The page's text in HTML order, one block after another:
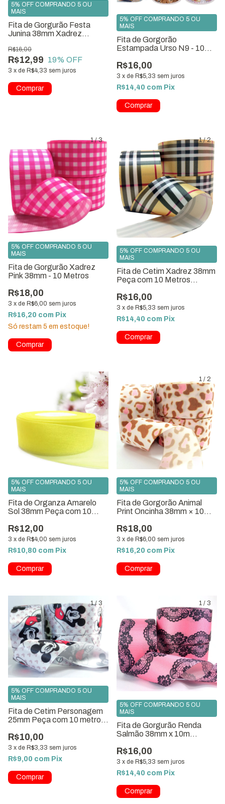
Fita de Gorgurão Festa
Junina 38mm Xadrez
R$12,99
R$16,00
19% OFF
3 x de R$4,33 sem juros
5% OFF COMPRANDO 5 OU
MAIS
Fita de Gorgorão
Estampada Urso N9 - 10
R$16,00
3 x de R$5,33 sem juros
5% OFF COMPRANDO 5 OU
MAIS
R$14,40 com Pix
Comprar
1/3
Fita de Gorgurão Xadrez
Pink 38mm - 10 Metros
R$18,00
3 x de R$6,00 sem juros
5% OFF COMPRANDO 5 OU
MAIS
R$16,20 com Pix
Só restam 5 em estoque!
1/2
Fita de Cetim Xadrez 38mm
Peça com 10 Metros
R$16,00
3 x de R$5,33 sem juros
5% OFF COMPRANDO 5 OU
MAIS
R$14,40 com Pix
Fita de Organza Amarelo
Sol 38mm Peça com 10
R$12,00
3 x de R$4,00 sem juros
5% OFF COMPRANDO 5 OU
MAIS
R$10,80 com Pix
1 / 2
Fita de Gorgorão Animal
Print Oncinha 38mm × 10m
R$18,00
3 x de R$6,00 sem juros
5% OFF COMPRANDO 5 OU
MAIS
R$16,20 com Pix
1/ 3
Fita de Cetim Personagem
25mm Peça com 10 metros
R$10,00
3 x de R$3,33 sem juros
5% OFF COMPRANDO 5 OU
MAIS
R$9,00 com Pix
1 / 3
Fita de Gorgurão Renda
Salmão 38mm x 10m
R$16,00
3 x de R$5,33 sem juros
5% OFF COMPRANDO 5 OU
MAIS
R$14,40 com Pix